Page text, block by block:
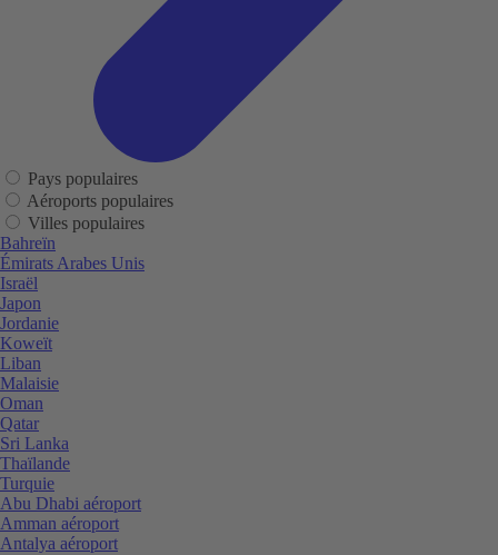
Pays populaires
Aéroports populaires
Villes populaires
Bahreïn
Émirats Arabes Unis
Israël
Japon
Jordanie
Koweït
Liban
Malaisie
Oman
Qatar
Sri Lanka
Thaïlande
Turquie
Abu Dhabi aéroport
Amman aéroport
Antalya aéroport